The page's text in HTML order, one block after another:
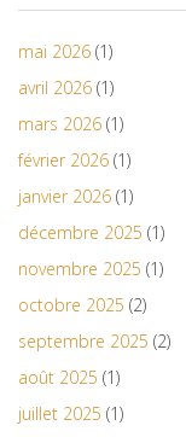
mai 2026 (1)
avril 2026 (1)
mars 2026 (1)
février 2026 (1)
janvier 2026 (1)
décembre 2025 (1)
novembre 2025 (1)
octobre 2025 (2)
septembre 2025 (2)
août 2025 (1)
juillet 2025 (1)